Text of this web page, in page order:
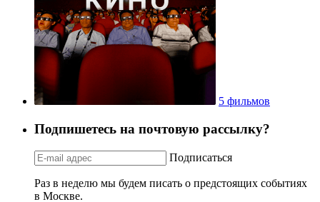
5 фильмов
Подпишетесь на почтовую рассылку?
Подписаться
Раз в неделю мы будем писать о предстоящих событиях
в Москве.